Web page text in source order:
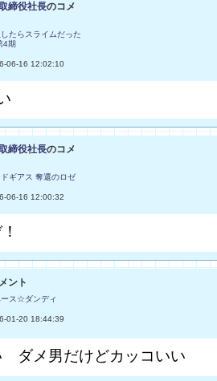
締役社長のコメ
たらスライムだった
4期
06-16 12:02:10
締役社長のコメ
ドギアス 奪還のロゼ
06-16 12:00:32
ント
ース☆ダンディ
01-20 18:44:39
メ男だけどカッコいい